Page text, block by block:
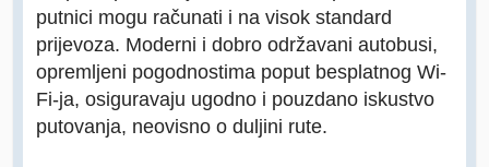
putnici mogu računati i na visok standard
prijevoza. Moderni i dobro održavani autobusi,
opremljeni pogodnostima poput besplatnog Wi-
Fi-ja, osiguravaju ugodno i pouzdano iskustvo
putovanja, neovisno o duljini rute.